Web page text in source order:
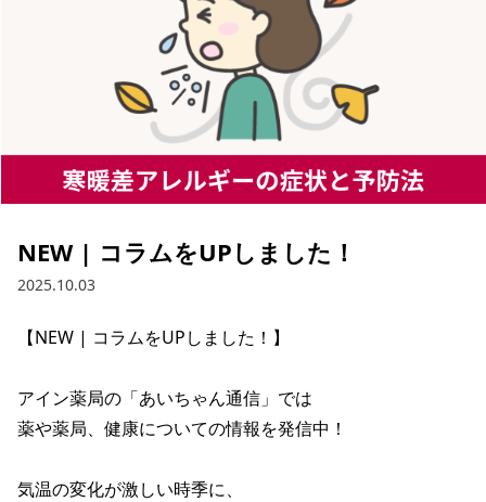
NEW | コラムをUPしました！
2025.10.03
【NEW | コラムをUPしました！】
アイン薬局の「あいちゃん通信」では
薬や薬局、健康についての情報を発信中！
気温の変化が激しい時季に、